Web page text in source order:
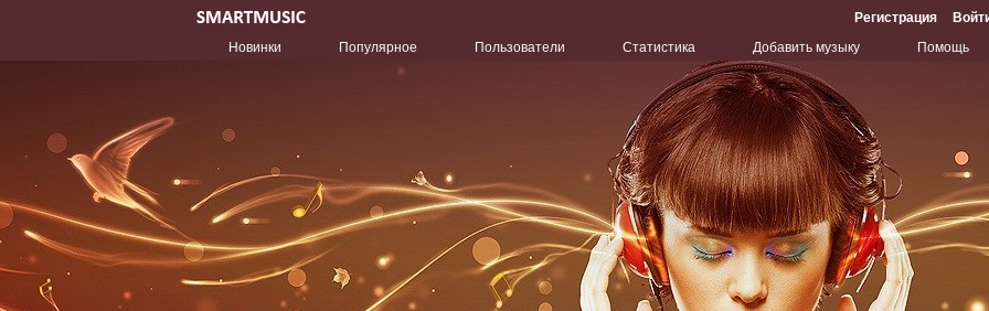
Регистрация
Новинки
Популярное Пользователи Статистика Добавить музыку Помощь